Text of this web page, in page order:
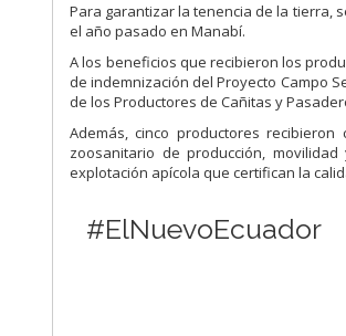
Para garantizar la tenencia de la tierra,
el año pasado en Manabí.
A los beneficios que recibieron los
de indemnización del Proyecto Campo
de los Productores de Cañitas y
Además, cinco productores
zoosanitario de producción,
explotación apícola que certifican la
#ElNuevoEcuador